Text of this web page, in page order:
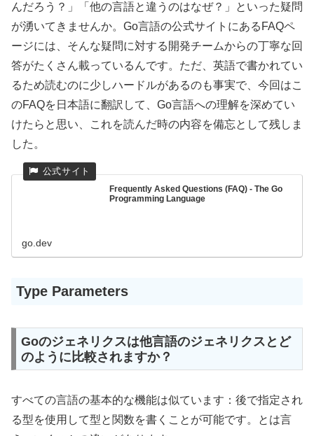
んだろう？」「他の言語と違うのはなぜ？」といった疑問
が湧いてきませんか。Go言語の公式サイトにあるFAQペ
ージには、そんな疑問に対する開発チームからの丁寧な回
答がたくさん載っているんです。ただ、英語で書かれてい
るため読むのに少しハードルがあるのも事実で、今回はこ
のFAQを日本語に翻訳して、Go言語への理解を深めてい
けたらと思い、これを読んだ時の内容を備忘として残しま
した。
Frequently Asked Questions (FAQ) - The Go
Programming Language
go.dev
Type Parameters
Goのジェネリクスは他言語のジェネリクスとど
のように比較されますか？
すべての言語の基本的な機能は似ています：後で指定され
る型を使用して型と関数を書くことが可能です。とは言